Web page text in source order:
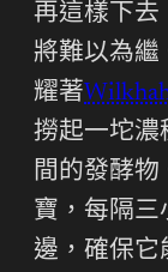
再這樣下去
將難以為繼
耀著
撈起一坨濃
間的發酵
寶，每隔三
邊，確保它